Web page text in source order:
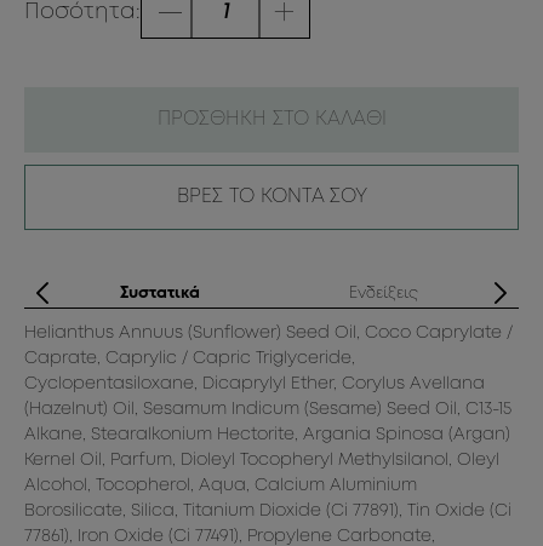
Ποσότητα:
ΠΡΟΣΘΗΚΗ ΣΤΟ ΚΑΛΑΘΙ
ΒΡΕΣ ΤΟ ΚΟΝΤΑ ΣΟΥ
Συστατικά Ενδείξεις
Helianthus Annuus (Sunflower) Seed Oil, Coco Caprylate /
Caprate, Caprylic / Capric Triglyceride,
Cyclopentasiloxane, Dicaprylyl Ether, Corylus Avellana
(Hazelnut) Oil, Sesamum Indicum (Sesame) Seed Oil, C13-15
Alkane, Stearalkonium Hectorite, Argania Spinosa (Argan)
Kernel Oil, Parfum, Dioleyl Tocopheryl Methylsilanol, Oleyl
Alcohol, Tocopherol, Aqua, Calcium Aluminium
Borosilicate, Silica, Titanium Dioxide (Ci 77891), Tin Oxide (Ci
77861), Iron Oxide (Ci 77491), Propylene Carbonate,